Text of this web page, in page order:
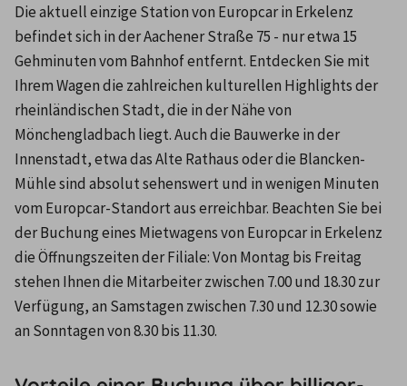
Die aktuell einzige Station von Europcar in Erkelenz
befindet sich in der Aachener Straße 75 - nur etwa 15
Gehminuten vom Bahnhof entfernt. Entdecken Sie mit
Ihrem Wagen die zahlreichen kulturellen Highlights der
rheinländischen Stadt, die in der Nähe von
Mönchengladbach liegt. Auch die Bauwerke in der
Innenstadt, etwa das Alte Rathaus oder die Blancken-
Mühle sind absolut sehenswert und in wenigen Minuten
vom Europcar-Standort aus erreichbar. Beachten Sie bei
der Buchung eines Mietwagens von Europcar in Erkelenz
die Öffnungszeiten der Filiale: Von Montag bis Freitag
stehen Ihnen die Mitarbeiter zwischen 7.00 und 18.30 zur
Verfügung, an Samstagen zwischen 7.30 und 12.30 sowie
an Sonntagen von 8.30 bis 11.30.